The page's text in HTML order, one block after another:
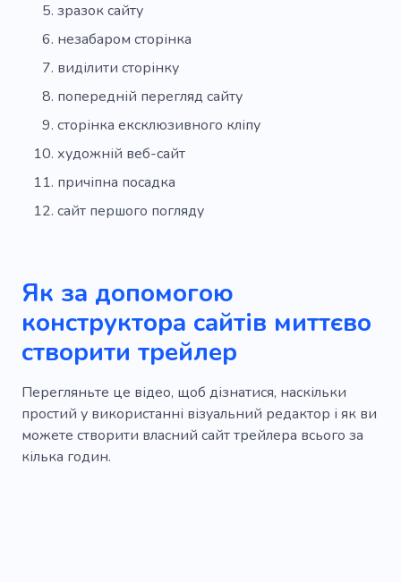
зразок сайту
незабаром сторінка
виділити сторінку
попередній перегляд сайту
сторінка ексклюзивного кліпу
художній веб-сайт
причіпна посадка
сайт першого погляду
Як за допомогою
конструктора сайтів миттєво
створити трейлер
Перегляньте це відео, щоб дізнатися, наскільки
простий у використанні візуальний редактор і як ви
можете створити власний сайт трейлера всього за
кілька годин.